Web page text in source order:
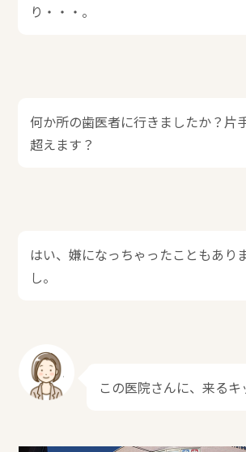
り・・・。
何か所の歯医者に行きましたか？片
超えます？
はい、嫌になっちゃったこともあり
し。
この医院さんに、来るキ